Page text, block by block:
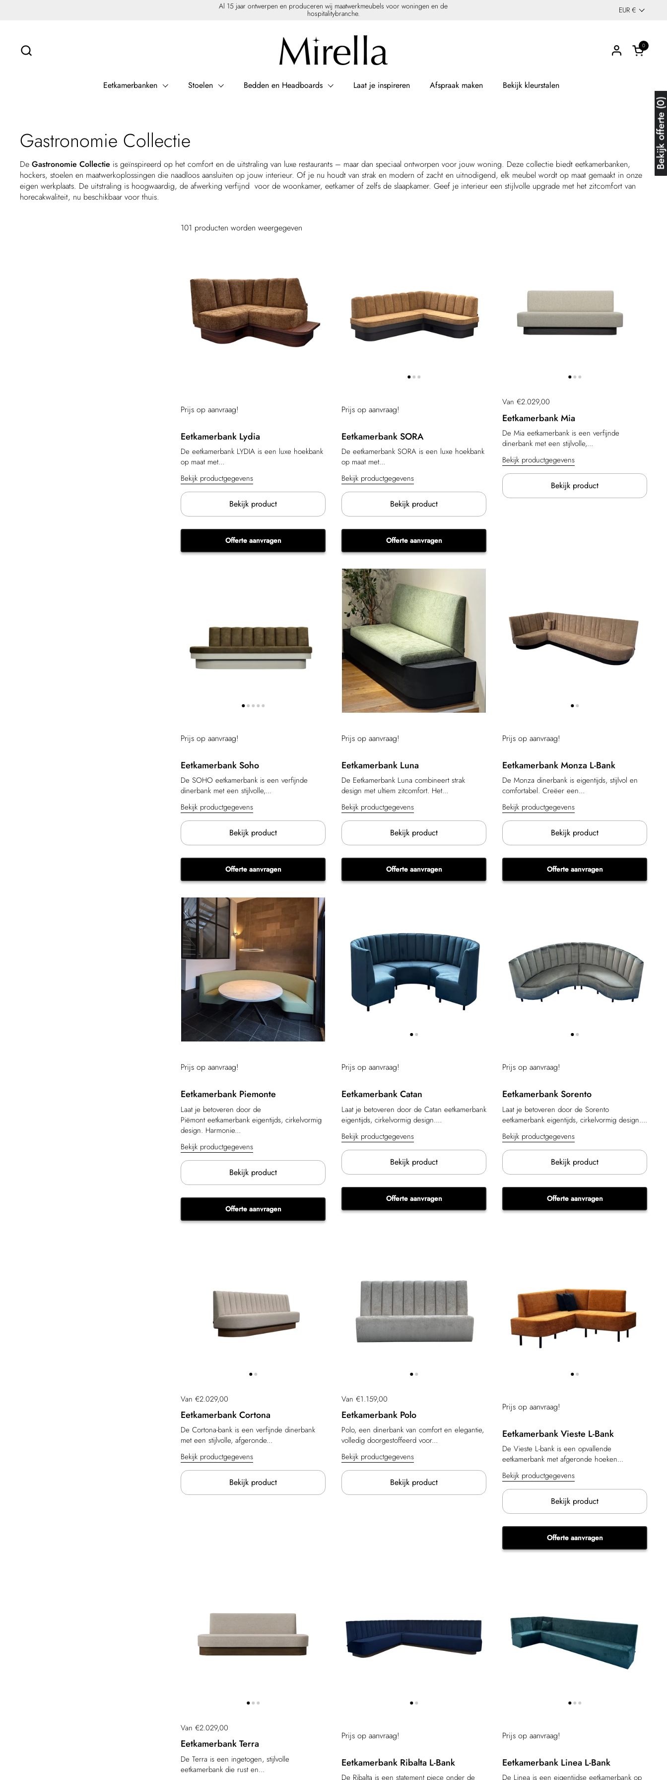
Al 15 jaar ontwerpen en produceren wij maatwerkmeubels voor woningen en de
hospitalitybranche. Land/region
EUR €
0
Eetkamerbanken Stoelen Bedden en Headboards Laat je inspireren Afspraak maken Bekijk kleurstalen
Gastronomie Collectie
De Gastronomie Collectie is geïnspireerd op het comfort en de uitstraling van luxe restaurants – maar dan speciaal ontworpen voor jouw woning. Deze collectie biedt eetkamerbanken,
hockers, stoelen en maatwerkoplossingen die naadloos aansluiten op jouw interieur. Of je nu houdt van strak en modern of zacht en uitnodigend, elk meubel wordt op maat gemaakt in onze
eigen werkplaats. De uitstraling is hoogwaardig, de afwerking verfijnd voor de woonkamer, eetkamer of zelfs de slaapkamer. Geef je interieur een stijlvolle upgrade met het zitcomfort van
horecakwaliteit, nu beschikbaar voor thuis.
101 producten worden weergegeven
Prijs op aanvraag!
Eetkamerbank Lydia
De eetkamerbank LYDIA is een luxe hoekbank
op maat met...
Bekijk productgegevens
Bekijk product
Offerte aanvragen
Prijs op aanvraag!
Eetkamerbank SORA
De eetkamerbank SORA is een luxe hoekbank
op maat met...
Bekijk productgegevens
Bekijk product
Offerte aanvragen
Prijs:
Van €2.029,00
Eetkamerbank Mia
De Mia eetkamerbank is een verfijnde
dinerbank met een stijlvolle,...
Bekijk productgegevens
Bekijk product
Prijs op aanvraag!
Eetkamerbank Soho
De SOHO eetkamerbank is een verfijnde
dinerbank met een stijlvolle,...
Bekijk productgegevens
Bekijk product
Offerte aanvragen
Prijs op aanvraag!
Eetkamerbank Luna
De Eetkamerbank Luna combineert strak
design met ultiem zitcomfort. Het...
Bekijk productgegevens
Bekijk product
Offerte aanvragen
Prijs op aanvraag!
Eetkamerbank Monza L-Bank
De Monza dinerbank is eigentijds, stijlvol en
comfortabel. Creëer een...
Bekijk productgegevens
Bekijk product
Offerte aanvragen
Prijs op aanvraag!
Eetkamerbank Piemonte
Laat je betoveren door de
Piëmont eetkamerbank eigentijds, cirkelvormig
design. Harmonie...
Bekijk productgegevens
Bekijk product
Offerte aanvragen
Prijs op aanvraag!
Eetkamerbank Catan
Laat je betoveren door de Catan eetkamerbank
eigentijds, cirkelvormig design....
Bekijk productgegevens
Bekijk product
Offerte aanvragen
Prijs op aanvraag!
Eetkamerbank Sorento
Laat je betoveren door de Sorento
eetkamerbank eigentijds, cirkelvormig design....
Bekijk productgegevens
Bekijk product
Offerte aanvragen
Prijs:
Van €2.029,00
Eetkamerbank Cortona
De Cortona-bank is een verfijnde dinerbank
met een stijlvolle, afgeronde...
Bekijk productgegevens
Bekijk product
Prijs:
Van €1.159,00
Eetkamerbank Polo
Polo, een dinerbank van comfort en elegantie,
volledig doorgestoffeerd voor...
Bekijk productgegevens
Bekijk product
Prijs op aanvraag!
Eetkamerbank Vieste L-Bank
De Vieste L-bank is een opvallende
eetkamerbank met afgeronde hoeken...
Bekijk productgegevens
Bekijk product
Offerte aanvragen
Prijs:
Van €2.029,00
Eetkamerbank Terra
De Terra is een ingetogen, stijlvolle
eetkamerbank die rust en...
Prijs op aanvraag!
Eetkamerbank Ribalta L-Bank
De Ribalta is een statement piece onder de
Prijs op aanvraag!
Eetkamerbank Linea L-Bank
De Linea is een eigentijdse eetkamerbank op
Bekijk